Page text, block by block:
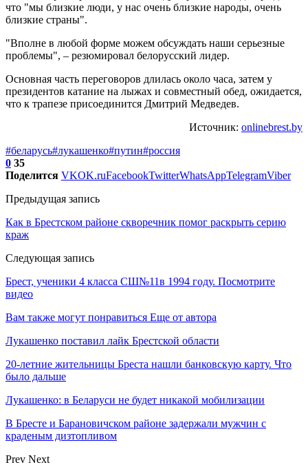
что "мы близкие люди, у нас очень близкие народы, очень
близкие страны".
"Вполне в любой форме можем обсуждать наши серьезные
проблемы", – резюмировал белорусский лидер.
Основная часть переговоров длилась около часа, затем у
президентов катание на лыжах и совместный обед, ожидается,
что к трапезе присоединится Дмитрий Медведев.
Источник: onlinebrest.by
#беларусь#лукашенко#путин#россия
0 35
Поделится VKOK.ruFacebookTwitterWhatsAppTelegramViber
Предыдущая запись
Как в Брестском районе скворечник помог раскрыть серию
краж
Следующая запись
Брест, ученики 4 класса СШ№11в 1994 году. Посмотрите
видео
Вам также могут понравиться Еще от автора
Лукашенко поставил лайк Брестской области
20-летние жительницы Бреста нашли банковскую карту. Что
было дальше
Лукашенко: в Беларуси не будет никакой мобилизации
В Бресте и Барановичском районе задержали мужчин с
краденым дизтопливом
Prev Next